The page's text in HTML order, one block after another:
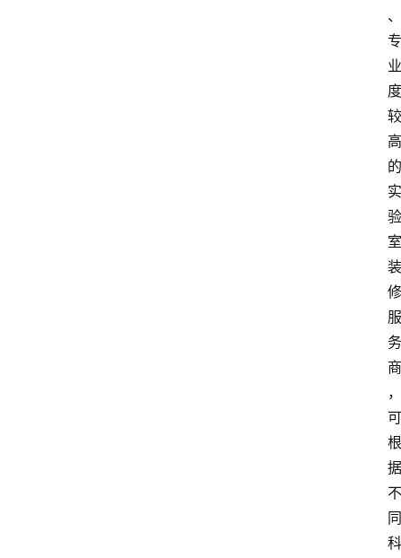
、
专
业
度
较
高
的
实
验
室
装
修
服
务
商
，
可
根
据
不
同
科